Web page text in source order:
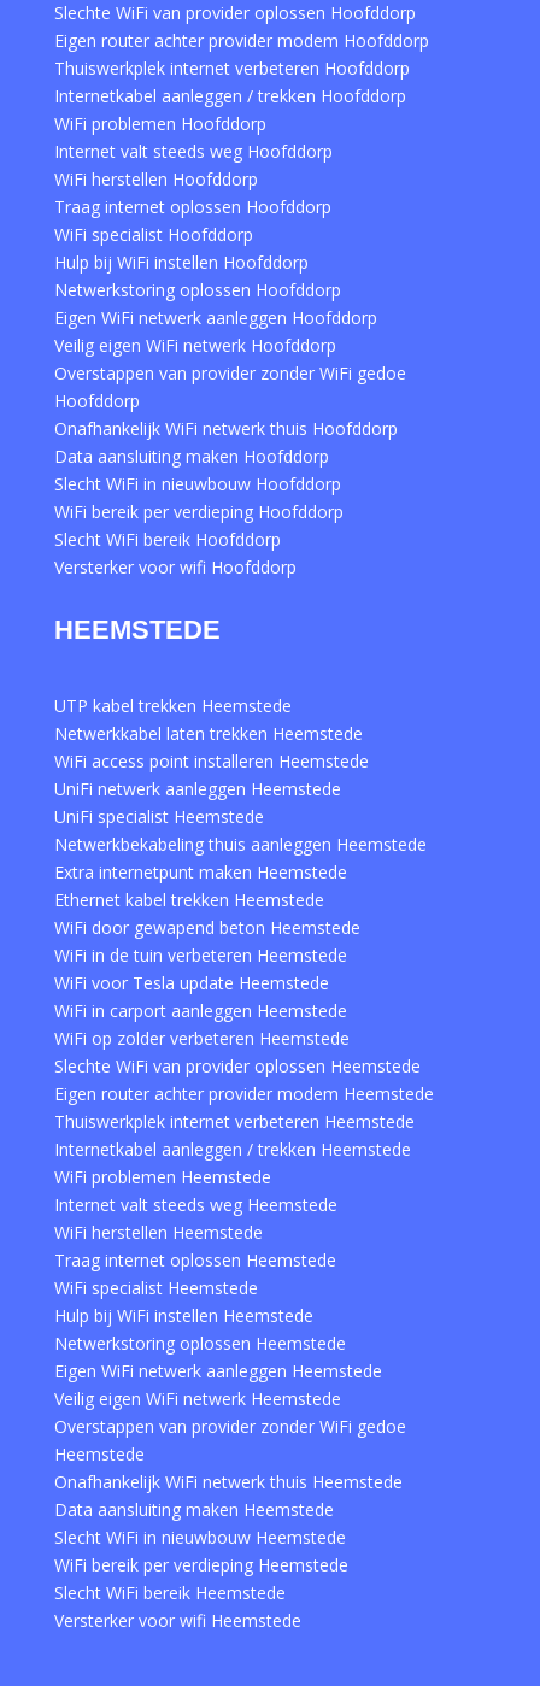
Slechte WiFi van provider oplossen Hoofddorp
Eigen router achter provider modem Hoofddorp
Thuiswerkplek internet verbeteren Hoofddorp
Internetkabel aanleggen / trekken Hoofddorp
WiFi problemen Hoofddorp
Internet valt steeds weg Hoofddorp
WiFi herstellen Hoofddorp
Traag internet oplossen Hoofddorp
WiFi specialist Hoofddorp
Hulp bij WiFi instellen Hoofddorp
Netwerkstoring oplossen Hoofddorp
Eigen WiFi netwerk aanleggen Hoofddorp
Veilig eigen WiFi netwerk Hoofddorp
Overstappen van provider zonder WiFi gedoe
Hoofddorp
Onafhankelijk WiFi netwerk thuis Hoofddorp
Data aansluiting maken Hoofddorp
Slecht WiFi in nieuwbouw Hoofddorp
WiFi bereik per verdieping Hoofddorp
Slecht WiFi bereik Hoofddorp
Versterker voor wifi Hoofddorp
HEEMSTEDE
UTP kabel trekken Heemstede
Netwerkkabel laten trekken Heemstede
WiFi access point installeren Heemstede
UniFi netwerk aanleggen Heemstede
UniFi specialist Heemstede
Netwerkbekabeling thuis aanleggen Heemstede
Extra internetpunt maken Heemstede
Ethernet kabel trekken Heemstede
WiFi door gewapend beton Heemstede
WiFi in de tuin verbeteren Heemstede
WiFi voor Tesla update Heemstede
WiFi in carport aanleggen Heemstede
WiFi op zolder verbeteren Heemstede
Slechte WiFi van provider oplossen Heemstede
Eigen router achter provider modem Heemstede
Thuiswerkplek internet verbeteren Heemstede
Internetkabel aanleggen / trekken Heemstede
WiFi problemen Heemstede
Internet valt steeds weg Heemstede
WiFi herstellen Heemstede
Traag internet oplossen Heemstede
WiFi specialist Heemstede
Hulp bij WiFi instellen Heemstede
Netwerkstoring oplossen Heemstede
Eigen WiFi netwerk aanleggen Heemstede
Veilig eigen WiFi netwerk Heemstede
Overstappen van provider zonder WiFi gedoe
Heemstede
Onafhankelijk WiFi netwerk thuis Heemstede
Data aansluiting maken Heemstede
Slecht WiFi in nieuwbouw Heemstede
WiFi bereik per verdieping Heemstede
Slecht WiFi bereik Heemstede
Versterker voor wifi Heemstede